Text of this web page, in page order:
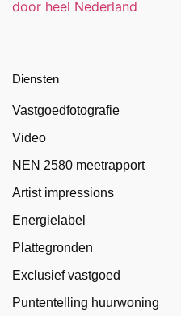
Diensten
Vastgoedfotografie
Video
NEN 2580 meetrapport
Artist impressions
Energielabel
Plattegronden
Exclusief vastgoed
Puntentelling huurwoning